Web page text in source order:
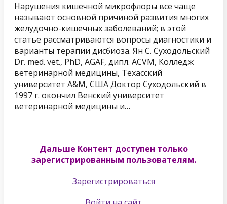
Нарушения кишечной микрофлоры все чаще
называют основной причиной развития многих
желудочно-кишечных заболеваний; в этой
статье рассматриваются вопросы диагностики и
варианты терапии дисбиоза. Ян С. Суходольский
Dr. med. vet., PhD, AGAF, дипл. ACVM, Колледж
ветеринарной медицины, Техасский
университет A&M, США Доктор Суходольский в
1997 г. окончил Венский университет
ветеринарной медицины и…
Дальше Контент доступен только
зарегистрированным пользователям.
Зарегистрироваться